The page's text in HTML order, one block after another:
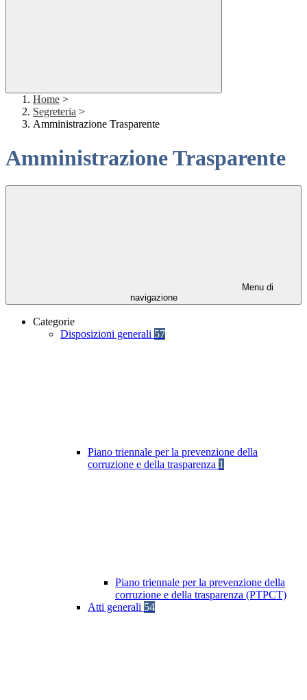
Home >
Segreteria >
Amministrazione Trasparente
Amministrazione Trasparente
Menu di
navigazione
Categorie
Disposizioni generali 57
Piano triennale per la prevenzione della
corruzione e della trasparenza 1
Piano triennale per la prevenzione della
corruzione e della trasparenza (PTPCT)
Atti generali 54